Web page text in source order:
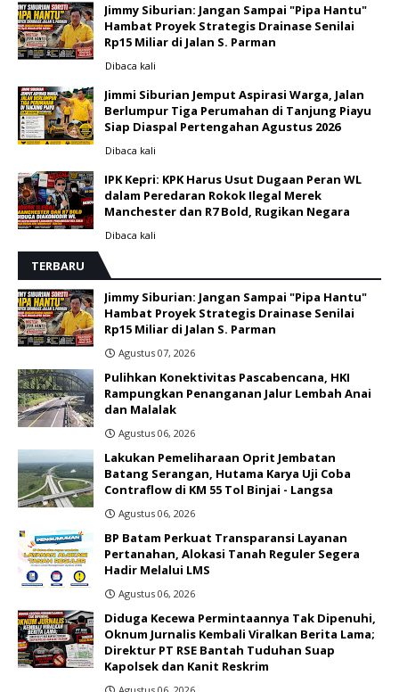
Jimmy Siburian: Jangan Sampai "Pipa Hantu"
Hambat Proyek Strategis Drainase Senilai
Rp15 Miliar di Jalan S. Parman
Dibaca kali
Jimmi Siburian Jemput Aspirasi Warga, Jalan
Berlumpur Tiga Perumahan di Tanjung Piayu
Siap Diaspal Pertengahan Agustus 2026 ‎
Dibaca kali
IPK Kepri: KPK Harus Usut Dugaan Peran WL
dalam Peredaran Rokok Ilegal Merek
Manchester dan R7 Bold, Rugikan Negara
Dibaca kali
TERBARU
Jimmy Siburian: Jangan Sampai "Pipa Hantu"
Hambat Proyek Strategis Drainase Senilai
Rp15 Miliar di Jalan S. Parman
Agustus 07, 2026
Pulihkan Konektivitas Pascabencana, HKI
Rampungkan Penanganan Jalur Lembah Anai
dan Malalak
Agustus 06, 2026
Lakukan Pemeliharaan Oprit Jembatan
Batang Serangan, Hutama Karya Uji Coba
Contraflow di KM 55 Tol Binjai - Langsa
Agustus 06, 2026
BP Batam Perkuat Transparansi Layanan
Pertanahan, Alokasi Tanah Reguler Segera
Hadir Melalui LMS
Agustus 06, 2026
Diduga Kecewa Permintaannya Tak Dipenuhi,
Oknum Jurnalis Kembali Viralkan Berita Lama;
Direktur PT RSE Bantah Tuduhan Suap
Kapolsek dan Kanit Reskrim